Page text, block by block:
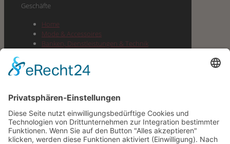
Geschäf­te
Home
Mode & Accessoires
Ban­ken, Dienst­leis­tun­gen & Technik
Gesund­heit, Well­ness & Beauty
Buch­hand­lung, Pres­se, Büro­be­darf &
Juwe­lier, Optik & Schmuck
Unter­neh­men
Impres­sum